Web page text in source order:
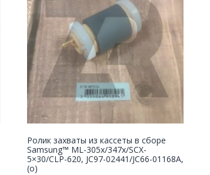
Ролик захваты из кассеты в сборе
Samsung™ ML-305x/347x/SCX-
5×30/CLP-620, JC97-02441/JC66-01168A,
(o)